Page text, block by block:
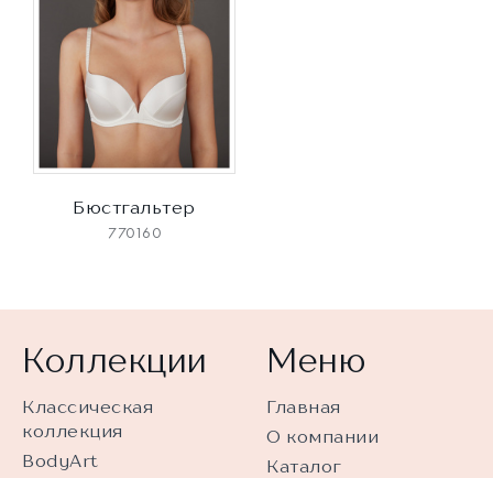
Бюстгальтер
770160
Коллекции
Классическая
коллекция
BodyArt
Меню
Главная
О компании
Каталог